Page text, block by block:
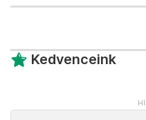
Kedvenceink